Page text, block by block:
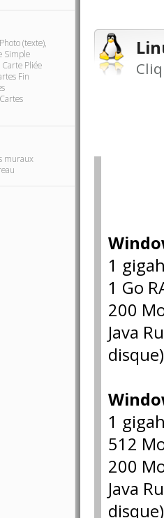
(texte),
Simple
Pliée
Fin
muraux
1
1 Go
200
Java
disque)
1
512
200
Java
disque)